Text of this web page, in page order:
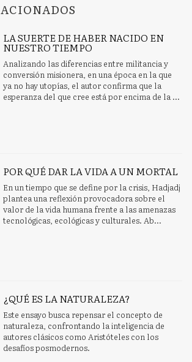
LA SUERTE DE HABER NACIDO EN
NUESTRO TIEMPO
Analizando las diferencias entre militancia y
conversión misionera, en una época en la que
ya no hay utopías, el autor confirma que la
esperanza del que cree está por encima de la ...
POR QUÉ DAR LA VIDA A UN MORTAL
En un tiempo que se define por la crisis, Hadjadj
plantea una reflexión provocadora sobre el
valor de la vida humana frente a las amenazas
tecnológicas, ecológicas y culturales. Ab...
¿QUÉ ES LA NATURALEZA?
Este ensayo busca repensar el concepto de
naturaleza, confrontando la inteligencia de
autores clásicos como Aristóteles con los
desafíos posmodernos.